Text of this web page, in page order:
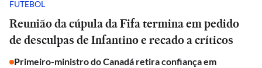
FUTEBOL
Reunião da cúpula da Fifa termina em pedido
de desculpas de Infantino e recado a críticos
Primeiro-ministro do Canadá retira confiança em